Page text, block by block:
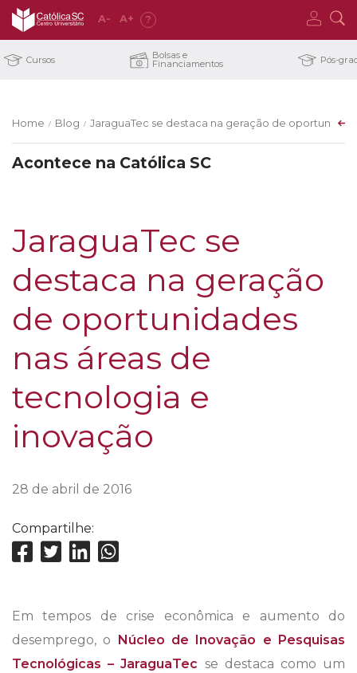
A- A+ ?
Cursos Bolsas e
Financiamentos Pós-
Home / Blog / JaraguaTec se destaca na geração de
Acontece na Católica SC
JaraguaTec se
destaca na geração
de oportunidades
nas áreas de
tecnologia e
inovação
28 de abril de 2016
Compartilhe:
Em tempos de crise econômica e aumento do
desemprego, o
Núcleo de Inovação e Pesquisas
Tecnológicas – JaraguaTec se destaca como um